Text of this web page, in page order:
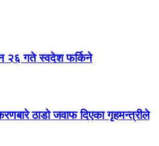
२६ गते स्वदेश फर्किने
ठाडो जवाफ दिएका गृहमन्त्रीले